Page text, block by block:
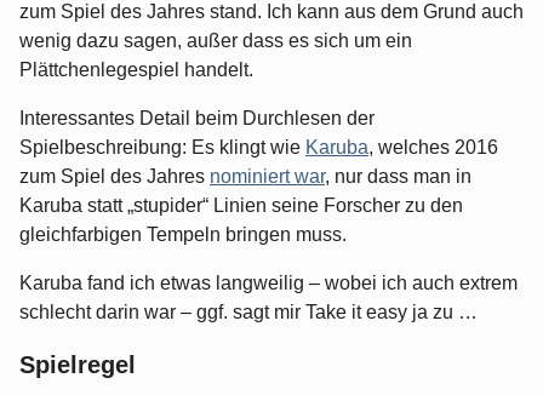
zum Spiel des Jahres stand. Ich kann aus dem Grund auch
wenig dazu sagen, außer dass es sich um ein
Plättchenlegespiel handelt.
Interessantes Detail beim Durchlesen der
Spielbeschreibung: Es klingt wie Karuba, welches 2016
zum Spiel des Jahres nominiert war, nur dass man in
Karuba statt „stupider“ Linien seine Forscher zu den
gleichfarbigen Tempeln bringen muss.
Karuba fand ich etwas langweilig – wobei ich auch extrem
schlecht darin war – ggf. sagt mir Take it easy ja zu …
Spielregel